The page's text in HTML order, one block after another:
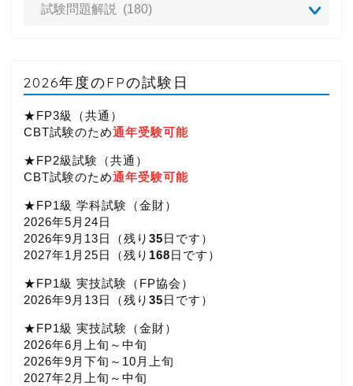
2026年度のFPの試験日
★FP3級（共通）
CBT試験のため通年受験可能
★FP2級試験（共通）
CBT試験のため通年受験可能
★FP1級 学科試験（金財）
2026年5月24日
2026年9月13日（残り 35日です）
2027年1月25日（残り 168日です）
★FP1級 実技試験（FP協会）
2026年9月13日（残り 35日です）
★FP1級 実技試験（金財）
2026年6月上旬～中旬
2026年9月下旬～10月上旬
2027年2月上旬～中旬